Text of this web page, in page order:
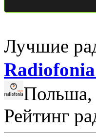
Лучшие
Польша,
Рейтинг